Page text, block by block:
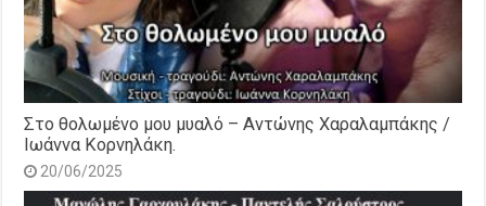
Στο θολωμένο μου μυαλό – Αντώνης Χαραλαμπάκης /
Ιωάννα Κορνηλάκη.
20/06/2025